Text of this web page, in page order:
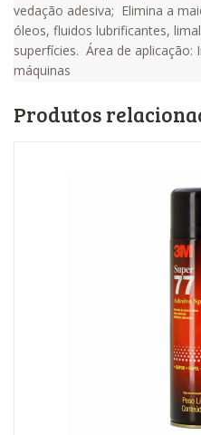
vedação adesiva; Elimina a
óleos, fluidos lubrificantes,
superfícies. Área de aplicação:
máquinas
Produtos